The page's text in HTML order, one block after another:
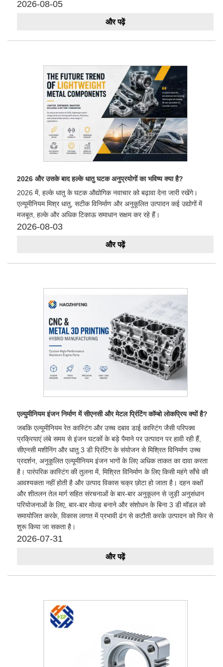
2026-08-05
और पढ़ें
2026 और उसके बाद हल्के धातु घटक अनुप्रयोगों का भविष्य क्या है?
2026 में, हल्के धातु के घटक औद्योगिक नवाचार को बढ़ावा देना जारी रखेंगे।
एल्यूमीनियम मिश्र धातु, सटीक विनिर्माण और अनुकूलित उत्पादन कई उद्योगों में
मजबूत, हल्के और अधिक टिकाऊ समाधान सक्षम कर रहे हैं।
2026-08-03
और पढ़ें
एल्युमीनियम इंजन निर्माण में सीएनसी और मेटल प्रिंटिंग कॉम्बो लोकप्रिय क्यों है?
जबकि एल्यूमीनियम रेत कास्टिंग और उच्च दबाव डाई कास्टिंग जैसी परिपक्व
प्रक्रियाएं लंबे समय से इंजन घटकों के बड़े पैमाने पर उत्पादन पर हावी रही हैं,
सीएनसी मशीनिंग और धातु 3 डी प्रिंटिंग के संयोजन से मिश्रित विनिर्माण उच्च
प्रदर्शन, अनुकूलित एल्यूमीनियम इंजन भागों के लिए अधिक ताकत का दावा करता
है। पारंपरिक कास्टिंग की तुलना में, मिश्रित विनिर्माण के लिए किसी महंगे साँचे की
आवश्यकता नहीं होती है और उत्पाद विकास चक्र छोटा हो जाता है। दहन कक्षों
और शीतलन तेल मार्ग सहित संरचनाओं के बार-बार अनुकूलन से जुड़ी अनुसंधान
परियोजनाओं के लिए, बार-बार मोल्ड बनाने और संशोधन के बिना 3 डी मॉडल को
समायोजित करके, विकास लागत में प्रभावी ढंग से कटौती करके उत्पादन को फिर से
शुरू किया जा सकता है।
2026-07-31
और पढ़ें